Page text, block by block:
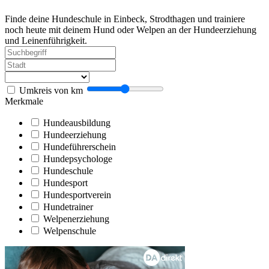
Finde deine Hundeschule in Einbeck, Strodthagen und trainiere
noch heute mit deinem Hund oder Welpen an der Hundeerziehung
und Leinenführigkeit.
Umkreis von km
Merkmale
Hundeausbildung
Hundeerziehung
Hundeführerschein
Hundepsychologe
Hundeschule
Hundesport
Hundesportverein
Hundetrainer
Welpenerziehung
Welpenschule